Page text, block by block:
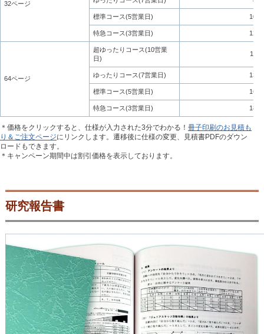
32ページ
標準コース(5営業日)
特急コース(3営業日)
64ページ
超ゆったりコース(10営業
日)
ゆったりコース(7営業日)
標準コース(5営業日)
特急コース(3営業日)
＊価格をクリックすると、仕様が入力された3分でわかる！ 冊子印刷のお見積も
り＆ご注文ページにリンクします。遷移後に仕様の変更、見積書PDFのダウン
ロードもできます。
＊キャンペーン期間中は割引価格を表示しております。
研究報告書